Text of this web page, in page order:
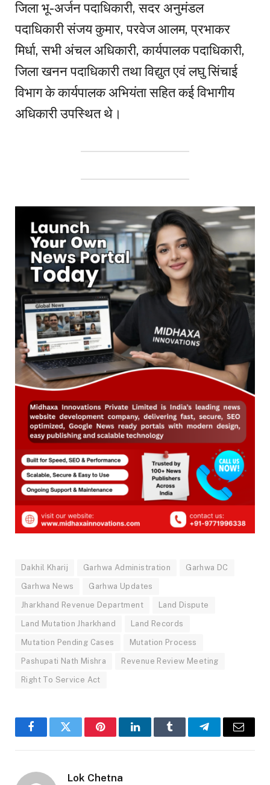
जिला भू-अर्जन पदाधिकारी, सदर अनुमंडल
पदाधिकारी संजय कुमार, परवेज आलम, प्रभाकर
मिर्धा, सभी अंचल अधिकारी, कार्यपालक पदाधिकारी,
जिला खनन पदाधिकारी तथा विद्युत एवं लघु सिंचाई
विभाग के कार्यपालक अभियंता सहित कई विभागीय
अधिकारी उपस्थित थे।
Dakhil Kharij Garhwa Administration Garhwa DC
Garhwa News Garhwa Updates
Jharkhand Revenue Department Land Dispute
Land Mutation Jharkhand Land Records
Mutation Pending Cases Mutation Process
Pashupati Nath Mishra Revenue Review Meeting
Right To Service Act
FacebookTwitter PinterestLinkedInTumblr TelegramEmail
Lok Chetna